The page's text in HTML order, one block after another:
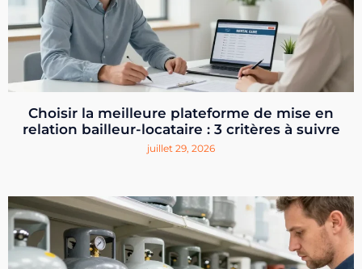
Choisir la meilleure plateforme de mise en
relation bailleur-locataire : 3 critères à suivre
juillet 29, 2026